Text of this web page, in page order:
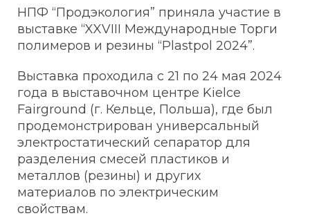
НПФ “Продэкология” приняла участие в
выставке “XXVIII Международные Торги
полимеров и резины “Plastpol 2024”.
Выставка проходила с 21 по 24 мая 2024
года в выставочном центре Kielce
Fairground (г. Кельце, Польша), где был
продемонстрирован универсальный
электростатический сепаратор для
разделения смесей пластиков и
металлов (резины) и других
материалов по электрическим
свойствам.